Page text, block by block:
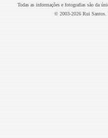
Todas as informações e fotografias são da
© 2003-2026 Rui Santos.